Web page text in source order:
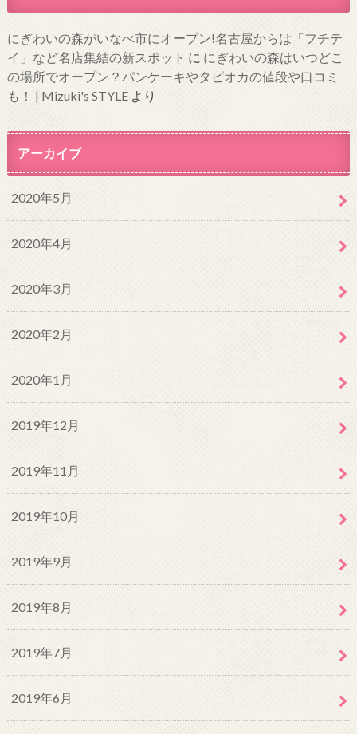
にぎわいの森がいなべ市にオープン!名古屋からは「フチテ
イ」など名店集結の新スポット に にぎわいの森はいつどこ
の場所でオープン？パンケーキやタピオカの値段や口コミ
も！ | Mizuki's STYLEより
アーカイブ
2020年5月
2020年4月
2020年3月
2020年2月
2020年1月
2019年12月
2019年11月
2019年10月
2019年9月
2019年8月
2019年7月
2019年6月